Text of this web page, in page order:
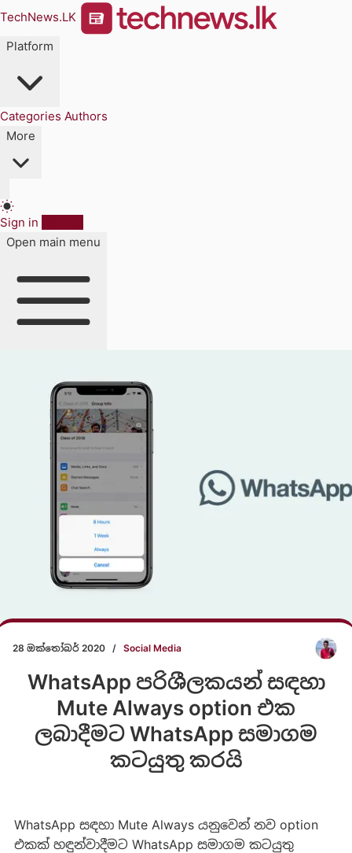
TechNews.LK
Platform
Categories Authors
More
Sign in
Open main menu
28 ඔක්තෝබර් 2020 / Social Media
WhatsApp පරිශීලකයන් සඳහා
Mute Always option එක
ලබාදීමට WhatsApp සමාගම
කටයුතු කරයි
WhatsApp සඳහා Mute Always යනුවෙන් නව option
එකක් හඳුන්වාදීමට WhatsApp සමාගම කටයුතු